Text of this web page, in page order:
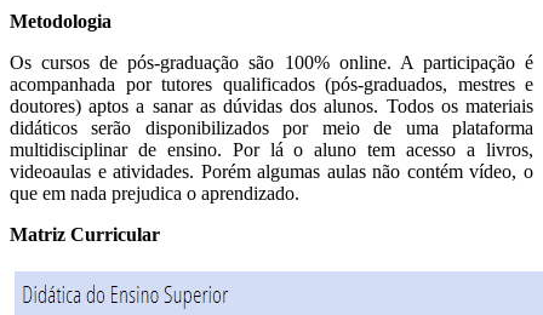
Metodologia
Os cursos de pós-graduação são 100% online. A participação é
acompanhada por tutores qualificados (pós-graduados, mestres e
doutores) aptos a sanar as dúvidas dos alunos. Todos os materiais
didáticos serão disponibilizados por meio de uma plataforma
multidisciplinar de ensino. Por lá o aluno tem acesso a livros,
videoaulas e atividades. Porém algumas aulas não contém vídeo, o
que em nada prejudica o aprendizado.
Matriz Curricular